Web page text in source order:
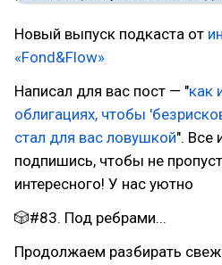
Новый выпуск подкаста от
«Fond&Flow»
Написал для вас пост — "как
облигациях, чтобы
стал для вас ловушкой". Все
подпишись, чтобы не
интересного! У нас уютно
🎲#83. Под ребрами...
Продолжаем разбирать